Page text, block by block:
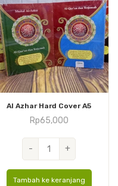
Al Azhar Hard Cover A5
Rp65,000
-
Kuantitas
Al
Azhar
+
Tambah ke keranjang